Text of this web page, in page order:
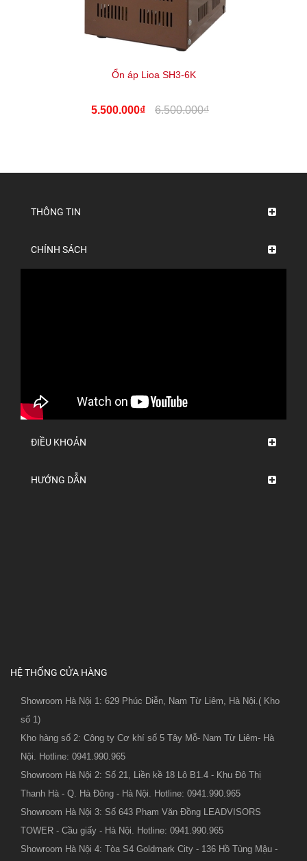
Ổn áp Lioa SH3-6K
5.500.000₫ 6.500.000₫
THÔNG TIN
CHÍNH SÁCH
ĐIỀU KHOẢN
HƯỚNG DẪN
HỆ THỐNG CỬA HÀNG
Showroom Hà Nội 1: 629 Phúc Diễn, Nam Từ Liêm, Hà Nội.( Kho
số 1)
Kho hàng số 2: Công ty Cơ khí số 5 Tây Mỗ- Nam Từ Liêm- Hà
Nội. Hotline: 0941.990.965
Showroom Hà Nội 2: Số 21, Liền kề 18 Lô B1.4 - Khu Đô Thị
Thanh Hà - Q. Hà Đông - Hà Nội. Hotline: 0941.990.965
Showroom Hà Nội 3: Số 643 Phạm Văn Đồng LEADVISORS
TOWER - Cầu giấy - Hà Nội. Hotline: 0941.990.965
Showroom Hà Nội 4: Tòa S4 Goldmark City - 136 Hồ Tùng Mậu -